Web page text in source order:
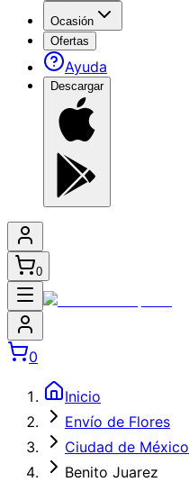
Ocasión
Ofertas
Ayuda
Descargar
0
0
Inicio
Envío de Flores
Ciudad de México
Benito Juarez